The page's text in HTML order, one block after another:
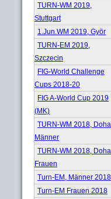
TURN-WM 2019,
Stuttgart
1.Jun.WM 2019, Györ
TURN-EM 2019,
Szczecin
FIG-World Challenge
Cups 2018-20
FIG A-World Cup 2019
(MK)
TURN-WM 2018,
Männer
TURN-WM 2018,
Frauen
Turn-EM, Männer 2018
Turn-EM Frauen 2018